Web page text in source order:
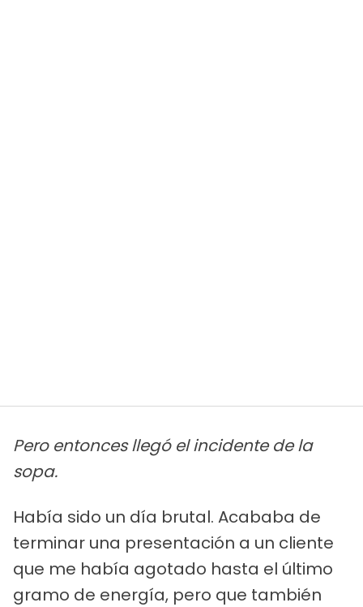
Pero entonces llegó el incidente de la
sopa.
Había sido un día brutal. Acababa de
terminar una presentación a un cliente
que me había agotado hasta el último
gramo de energía, pero que también